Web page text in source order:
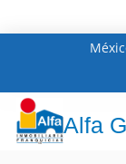
Alfa